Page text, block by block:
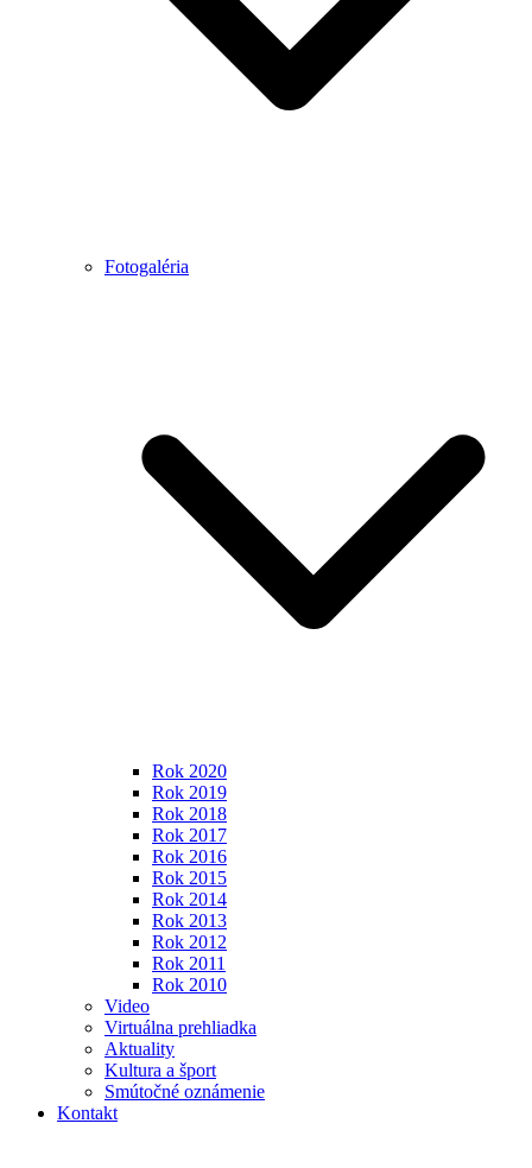
Fotogaléria
Rok 2020
Rok 2019
Rok 2018
Rok 2017
Rok 2016
Rok 2015
Rok 2014
Rok 2013
Rok 2012
Rok 2011
Rok 2010
Video
Virtuálna prehliadka
Aktuality
Kultura a šport
Smútočné oznámenie
Kontakt